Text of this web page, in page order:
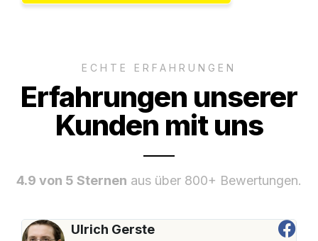
ECHTE ERFAHRUNGEN
Erfahrungen unserer
Kunden mit uns
4.9 von 5 Sternen aus über 800+ Bewertungen.
Ulrich Gerste